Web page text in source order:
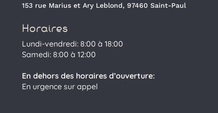
153 rue Marius et Ary Leblond, 97460 Saint-Paul
Horaires
Lundi-vendredi: 8:00 à 18:00
Samedi: 8:00 à 12:00
En dehors des horaires d’ouverture:
En urgence sur appel